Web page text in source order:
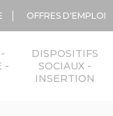
OFFRES D'EMPLOI
-
DISPOSITIFS
SOCIAUX -
INSERTION